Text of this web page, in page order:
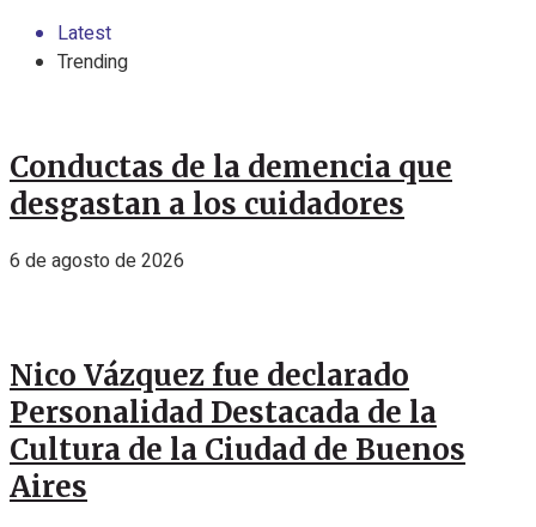
Latest
Trending
Conductas de la demencia que
desgastan a los cuidadores
6 de agosto de 2026
Nico Vázquez fue declarado
Personalidad Destacada de la
Cultura de la Ciudad de Buenos
Aires